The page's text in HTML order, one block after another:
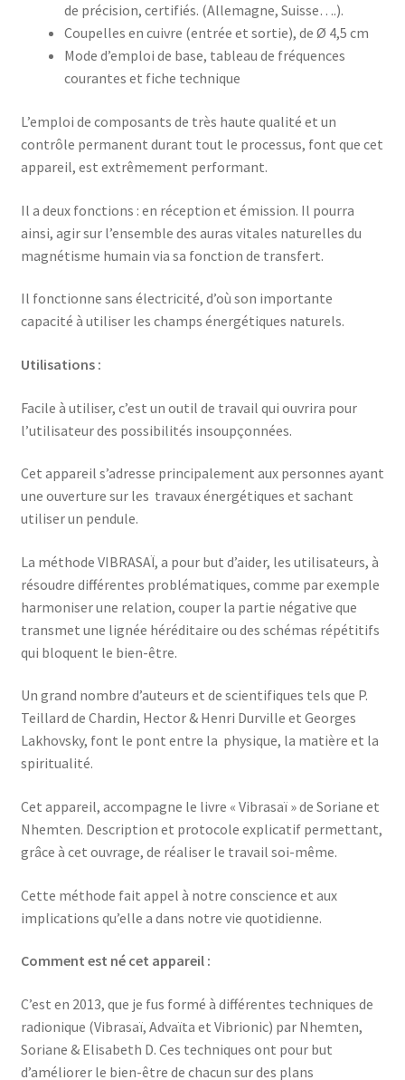
de précision, certifiés. (Allemagne, Suisse….).
Coupelles en cuivre (entrée et sortie), de Ø 4,5 cm
Mode d’emploi de base, tableau de fréquences
courantes et fiche technique
L’emploi de composants de très haute qualité et un
contrôle permanent durant tout le processus, font que cet
appareil, est extrêmement performant.
Il a deux fonctions : en réception et émission. Il pourra
ainsi, agir sur l’ensemble des auras vitales naturelles du
magnétisme humain via sa fonction de transfert.
Il fonctionne sans électricité, d’où son importante
capacité à utiliser les champs énergétiques naturels.
Utilisations :
Facile à utiliser, c’est un outil de travail qui ouvrira pour
l’utilisateur des possibilités insoupçonnées.
Cet appareil s’adresse principalement aux personnes ayant
une ouverture sur les travaux énergétiques et sachant
utiliser un pendule.
La méthode VIBRASAÏ, a pour but d’aider, les utilisateurs, à
résoudre différentes problématiques, comme par exemple
harmoniser une relation, couper la partie négative que
transmet une lignée héréditaire ou des schémas répétitifs
qui bloquent le bien-être.
Un grand nombre d’auteurs et de scientifiques tels que P.
Teillard de Chardin, Hector & Henri Durville et Georges
Lakhovsky, font le pont entre la physique, la matière et la
spiritualité.
Cet appareil, accompagne le livre « Vibrasaï » de Soriane et
Nhemten. Description et protocole explicatif permettant,
grâce à cet ouvrage, de réaliser le travail soi-même.
Cette méthode fait appel à notre conscience et aux
implications qu’elle a dans notre vie quotidienne.
Comment est né cet appareil :
C’est en 2013, que je fus formé à différentes techniques de
radionique (Vibrasaï, Advaïta et Vibrionic) par Nhemten,
Soriane & Elisabeth D. Ces techniques ont pour but
d’améliorer le bien-être de chacun sur des plans